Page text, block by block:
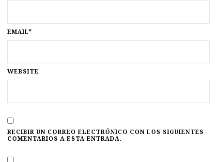
EMAIL*
WEBSITE
RECIBIR UN CORREO ELECTRÓNICO CON LOS SIGUIENTES
COMENTARIOS A ESTA ENTRADA.